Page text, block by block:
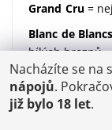
Grand Cru=
Blanc de Blancs
bílých hroznů
Blanc de Noirs
modrých
dosáž /
Nacházíte se na
nápojů.
již bylo 18 let.